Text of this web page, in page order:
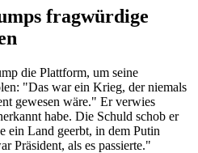
fragwürdige
die Plattform, um seine
"Das war ein Krieg, der niemals
gewesen wäre." Er verwies
habe. Die Schuld schob er
ein Land geerbt, in dem Putin
Präsident, als es passierte."